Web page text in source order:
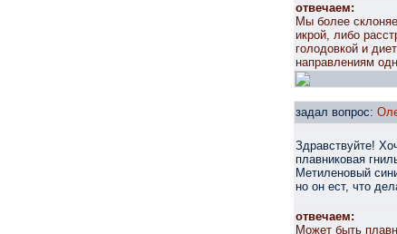
отвечаем:
Мы более
икрой, либо
голодовкой и
направлениям
задал вопрос:
Здравствуйте!
плавниковая
Метиленовый
но он ест, что
отвечаем:
Может быть